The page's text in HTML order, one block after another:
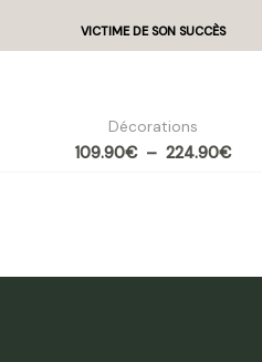
Décorations
109.90€ – 224.90€